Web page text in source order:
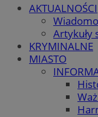
AKTUALNOŚCI
Artykuły
KRYMINALNE
MIASTO